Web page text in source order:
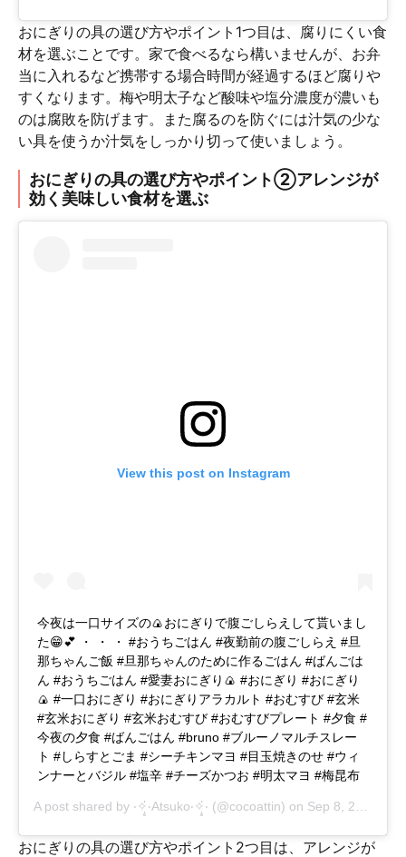
おにぎりの具の選び方やポイント1つ目は、腐りにくい食
材を選ぶことです。家で食べるなら構いませんが、お弁
当に入れるなど携帯する場合時間が経過するほど腐りや
すくなります。梅や明太子など酸味や塩分濃度が濃いも
のは腐敗を防げます。また腐るのを防ぐには汁気の少な
い具を使うか汁気をしっかり切って使いましょう。
おにぎりの具の選び方やポイント②アレンジが
効く美味しい食材を選ぶ
View this post on Instagram
今夜は一口サイズの🍙おにぎりで腹ごしらえして貰いまし
た😁💕 ・ ・ ・ #おうちごはん #夜勤前の腹ごしらえ #旦
那ちゃんご飯 #旦那ちゃんのために作るごはん #ばんごは
ん #おうちごはん #愛妻おにぎり🍙 #おにぎり #おにぎり
🍙 #一口おにぎり #おにぎりアラカルト #おむすび #玄米
#玄米おにぎり #玄米おむすび #おむすびプレート #夕食 #
今夜の夕食 #ばんごはん #bruno #ブルーノマルチスレー
ト #しらすとごま #シーチキンマヨ #目玉焼きのせ #ウィ
ンナーとバジル #塩辛 #チーズかつお #明太マヨ #梅昆布
A post shared by ‧✧̣̥̇‧Atsuko‧✧̣̥̇‧ (@cocoattin) on Sep 8, 2017 at 2:04am PDT
おにぎりの具の選び方やポイント2つ目は、アレンジが